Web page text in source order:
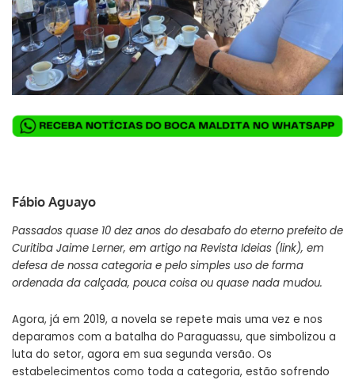
Fábio Aguayo
Passados quase 10 dez anos do desabafo do eterno prefeito de
Curitiba Jaime Lerner, em artigo na Revista Ideias (link), em
defesa de nossa categoria e pelo simples uso de forma
ordenada da calçada, pouca coisa ou quase nada mudou.
Agora, já em 2019, a novela se repete mais uma vez e nos
deparamos com a batalha do Paraguassu, que simbolizou a
luta do setor, agora em sua segunda versão. Os
estabelecimentos como toda a categoria, estão sofrendo